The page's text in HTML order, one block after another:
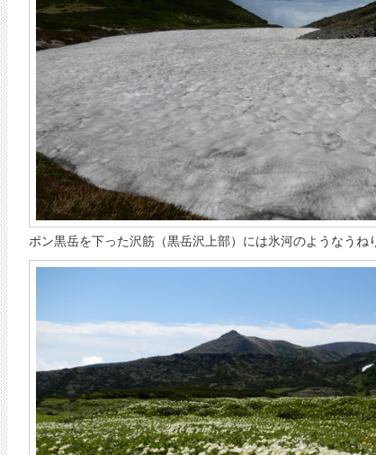
ポン黒岳を下った沢筋（黒岳沢上部）には氷河のようなうね